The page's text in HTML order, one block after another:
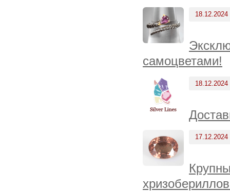
18.12.2024
самоцветами!
18.12.2024
17.12.2024